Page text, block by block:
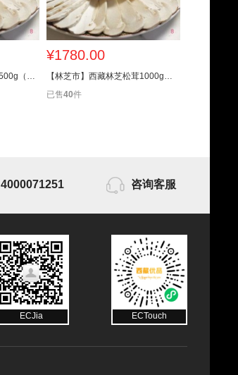
【林芝市】西藏林芝松茸500g（3厘米-5厘米）
¥1780.00
【林芝市】西藏林芝松茸1000g（12厘米以上）
已售40件
4000071251 咨询客服
ECJia ECTouch